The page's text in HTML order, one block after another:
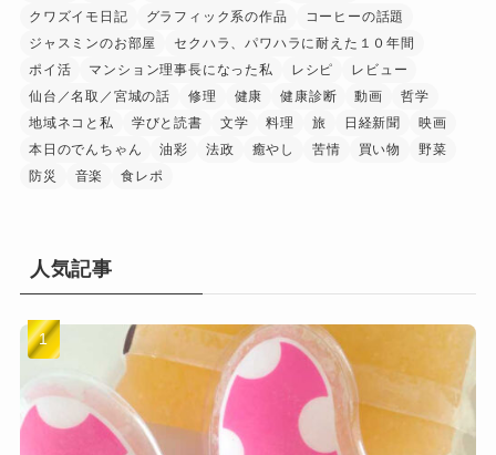
クワズイモ日記
グラフィック系の作品
コーヒーの話題
ジャスミンのお部屋
セクハラ、パワハラに耐えた１０年間
ポイ活
マンション理事長になった私 レシピ
レビュー
仙台／名取／宮城の話
修理 健康 健康診断 動画
哲学
地域ネコと私
学びと読書 文学 料理 旅 日経新聞
映画
本日のでんちゃん
油彩 法政 癒やし 苦情 買い物
野菜
防災
音楽 食レポ
人気記事